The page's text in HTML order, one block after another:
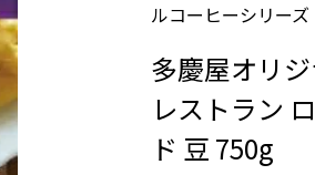
ルコーヒーシリーズ
多慶屋オリ
レストラン
ド 豆 750g